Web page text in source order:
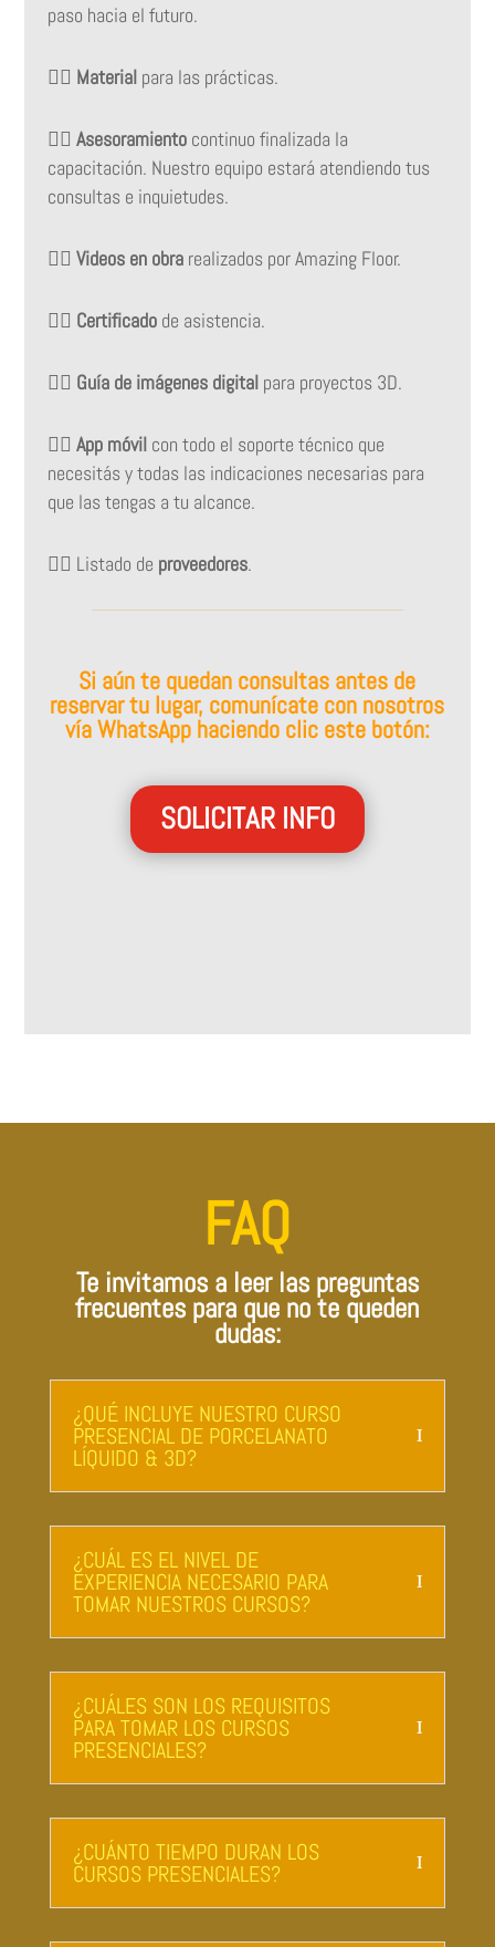
paso hacia el futuro.
👉🏻 Materialpara las prácticas.
👉🏻 Asesoramientocontinuo finalizada la
capacitación. Nuestro equipo estará atendiendo tus
consultas e inquietudes.
👉🏻 Videos en obrarealizados por Amazing Floor.
👉🏻 Certificadode asistencia.
👉🏻 Guía de imágenes digitalpara proyectos 3D.
👉🏻 App móvilcon todo el soporte técnico que
necesitás y todas las indicaciones necesarias para
que las tengas a tu alcance.
👉🏻 Listado de proveedores.
Si aún te quedan consultas antes de
reservar tu lugar, comunícate con nosotros
vía WhatsApp haciendo clic este botón:
SOLICITAR INFO
FAQ
Te invitamos a leer las preguntas
frecuentes para que no te queden
dudas:
¿QUÉ INCLUYE NUESTRO CURSO
PRESENCIAL DE PORCELANATO
LÍQUIDO & 3D?
¿CUÁL ES EL NIVEL DE
EXPERIENCIA NECESARIO PARA
TOMAR NUESTROS CURSOS?
¿CUÁLES SON LOS REQUISITOS
PARA TOMAR LOS CURSOS
PRESENCIALES?
¿CUÁNTO TIEMPO DURAN LOS
CURSOS PRESENCIALES?